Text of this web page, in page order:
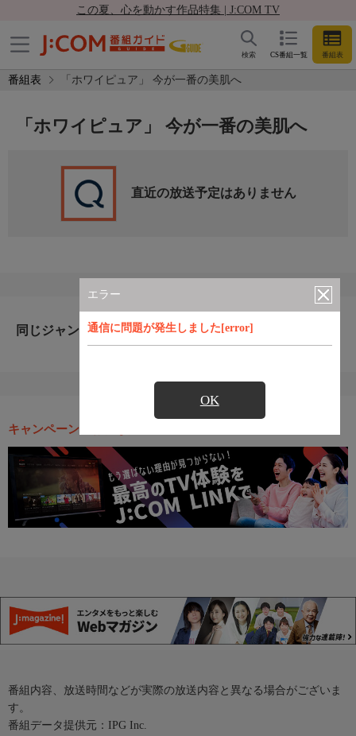
この夏、心を動かす作品特集 | J:COM TV
CS番組一覧 番組表
検索
番組表 「ホワイピュア」 今が一番の美肌へ
エラー
通信に問題が発生しました[error]
OK
「ホワイピュア」 今が一番の美肌へ
直近の放送予定はありません
同じジャンルのおすすめ番組
キャンペーン・お得な情報
番組内容、放送時間などが実際の放送内容と異なる場合がございま
す。
番組データ提供元：IPG Inc.